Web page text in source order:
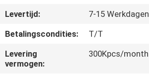
EEN
OFFERTE
Levertijd:
7-15 Werkdagen
Betalingscondities:
T/T
Levering
vermogen:
300Kpcs/month